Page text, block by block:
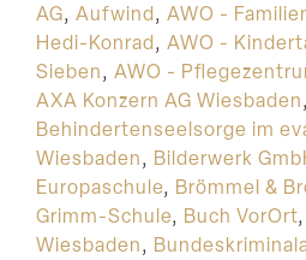
AG, Aufwind, AWO -
Hedi-Konrad, AWO -
Sieben, AWO -
AXA Konzern AG Wiesbaden,
Behindertenseelsorge im
Wiesbaden, Bilderwerk
Europaschule, Brömmel &
Grimm-Schule, Buch VorOrt,
Wiesbaden,